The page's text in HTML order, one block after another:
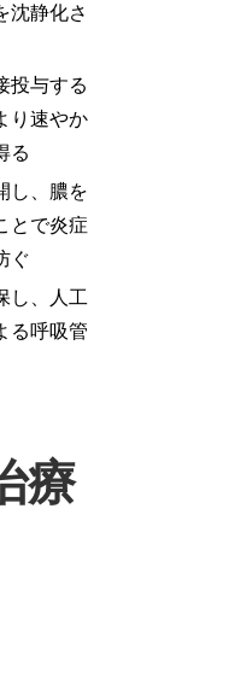
沈静化さ
投与する
り速やか
る
し、膿を
とで炎症
ぐ
し、人工
る呼吸管
療